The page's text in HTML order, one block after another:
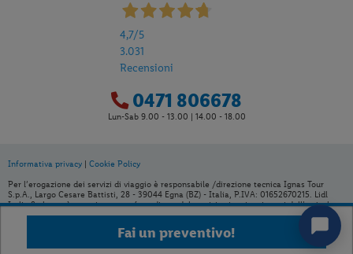
Fai un preventivo!
4,7/5
3.031
Recensioni
0471 806678
Lun-Sab 9.00 - 13.00 | 14.00 - 18.00
Informativa privacy
Cookie Policy
Per l’erogazione dei servizi di viaggio è responsabile /direzione tecnica Ignas Tour
S.p.A., Largo Cesare Battisti, 28 - 39044 Egna (BZ) - Italia, P.IVA: 01652670215. Lidl
Italia S.r.l. non è organizzatore né venditore del servizio viaggio, ai sensi dell’articolo
83 del Dlgs 206/2005. È venditore Ignas Tour S.p.A., Largo Cesare Battisti, 28 - 39044
Egna (BZ) - Italia, P.IVA: 01652670215. Capitale sociale 120.000,00€ interamente
versato, Camera di Commercio Industria Artigianato e Agricoltura di Bolzano, BZ-